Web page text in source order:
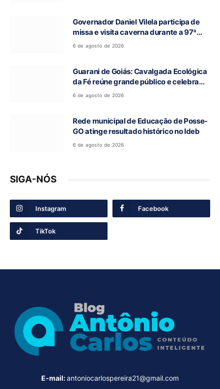
Governador Daniel Vilela participa de
missa e visita caverna durante a 97ª
Romaria do Bom Jesus da Lapa de Terra
6 de agosto de 2026
Guarani de Goiás: Cavalgada Ecológica
da Fé reúne grande público e celebra
tradição religiosa
6 de agosto de 2026
Rede municipal de Educação de Posse-
GO atinge resultado histórico no Ideb
6 de agosto de 2026
SIGA-NÓS
Instagram Facebook
TikTok
E-mail:antoniocarlospereira21@gmail.com